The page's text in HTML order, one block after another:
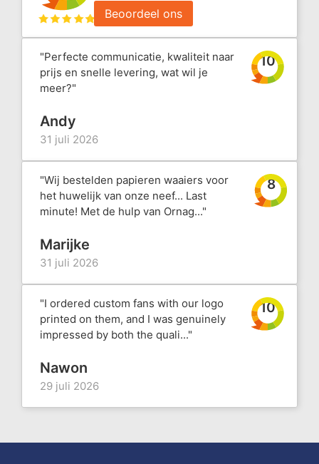
Beoordeel ons
"Perfecte communicatie, kwaliteit naar
prijs en snelle levering, wat wil je
meer?"
10
Andy
31 juli 2026
"Wij bestelden papieren waaiers voor
het huwelijk van onze neef... Last
minute! Met de hulp van Ornag..."
8
Marijke
31 juli 2026
"I ordered custom fans with our logo
printed on them, and I was genuinely
impressed by both the quali..."
10
Nawon
29 juli 2026